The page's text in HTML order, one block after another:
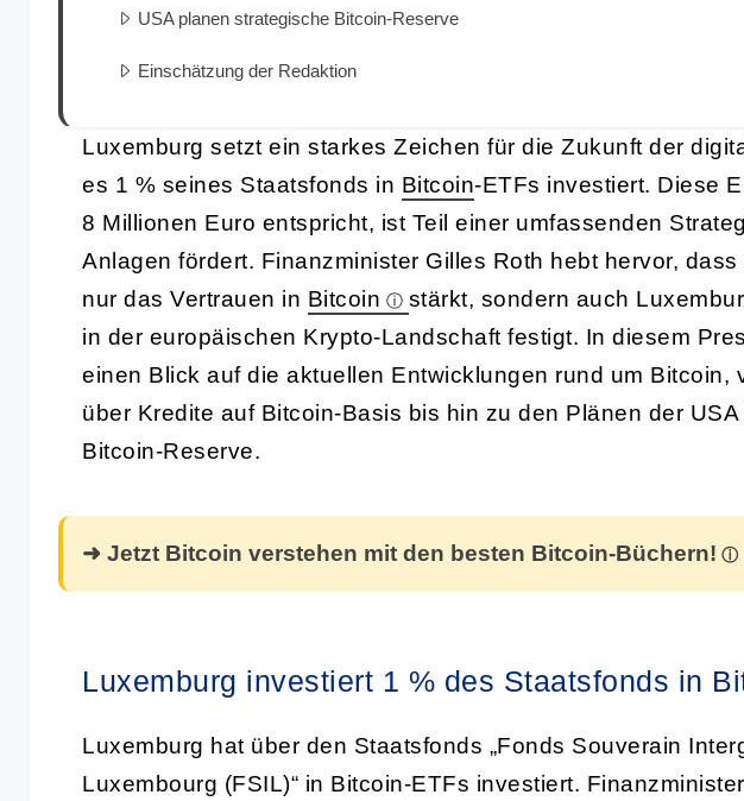
USA planen strategische Bitcoin-Reserve
Einschätzung der Redaktion
Luxemburg setzt ein starkes Zeichen für die Zukunft der
es 1 % seines Staatsfonds in Bitcoin-ETFs investiert. Diese
8 Millionen Euro entspricht, ist Teil einer umfassenden
Anlagen fördert. Finanzminister Gilles Roth hebt hervor,
nur das Vertrauen in Bitcoin
stärkt, sondern auch
in der europäischen Krypto-Landschaft festigt. In diesem
einen Blick auf die aktuellen Entwicklungen rund um Bitcoin,
über Kredite auf Bitcoin-Basis bis hin zu den Plänen der
Bitcoin-Reserve.
➜ Jetzt Bitcoin verstehen mit den besten Bitcoin-Büchern!
Luxemburg investiert 1 % des Staatsfonds in
Luxemburg hat über den Staatsfonds „Fonds Souverain
Luxembourg (FSIL)“ in Bitcoin-ETFs investiert.